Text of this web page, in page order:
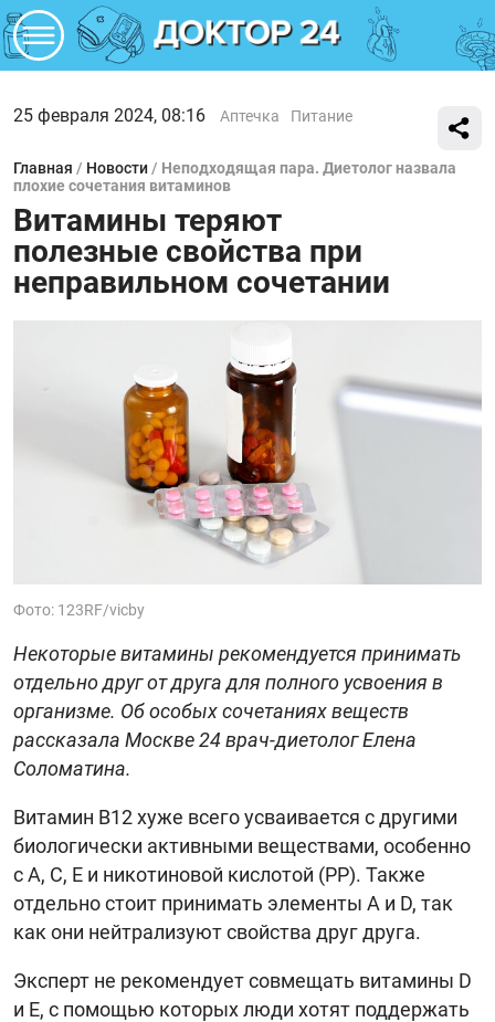
25 февраля 2024, 08:16 Аптечка Питание
Главная / Новости / Неподходящая пара. Диетолог назвала
плохие сочетания витаминов
Витамины теряют
полезные свойства при
неправильном сочетании
Фото: 123RF/vicby
Некоторые витамины рекомендуется принимать
отдельно друг от друга для полного усвоения в
организме. Об особых сочетаниях веществ
рассказала Москве 24 врач-диетолог Елена
Соломатина.
Витамин В12 хуже всего усваивается с другими
биологически активными веществами, особенно
с А, С, Е и никотиновой кислотой (РР). Также
отдельно стоит принимать элементы А и D, так
как они нейтрализуют свойства друг друга.
Эксперт не рекомендует совмещать витамины D
и Е, с помощью которых люди хотят поддержать